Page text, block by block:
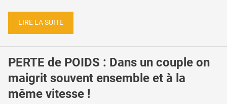
LIRE LA SUITE
PERTE de POIDS : Dans un couple on
maigrit souvent ensemble et à la
même vitesse !